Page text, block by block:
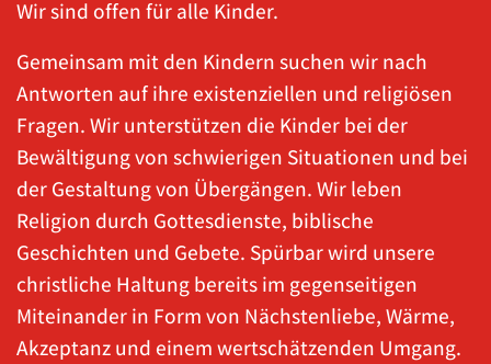
Wir sind offen für alle Kinder.
Gemeinsam mit den Kindern suchen wir nach
Antworten auf ihre existenziellen und religiösen
Fragen. Wir unterstützen die Kinder bei der
Bewältigung von schwierigen Situationen und bei
der Gestaltung von Übergängen. Wir leben
Religion durch Gottesdienste, biblische
Geschichten und Gebete. Spürbar wird unsere
christliche Haltung bereits im gegenseitigen
Miteinander in Form von Nächstenliebe, Wärme,
Akzeptanz und einem wertschätzenden Umgang.